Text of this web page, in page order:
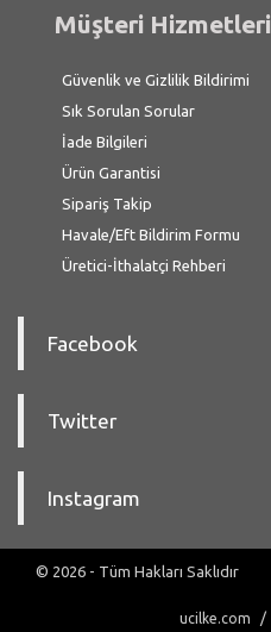
Müşteri Hizmetleri
Güvenlik ve Gizlilik Bildirimi
Sık Sorulan Sorular
İade Bilgileri
Ürün Garantisi
Sipariş Takip
Havale/Eft Bildirim Formu
Üretici-İthalatçi Rehberi
Facebook
Twitter
Instagram
© 2026 - Tüm Hakları Saklıdır
ucilke.com